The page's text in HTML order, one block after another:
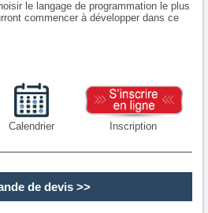
le langage de programmation le plus
commencer à développer dans ce
Calendrier Inscription
de devis >>